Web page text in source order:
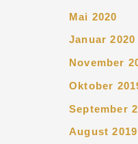
Mai 2020
Januar 2020
November
Oktober
September
August 2019